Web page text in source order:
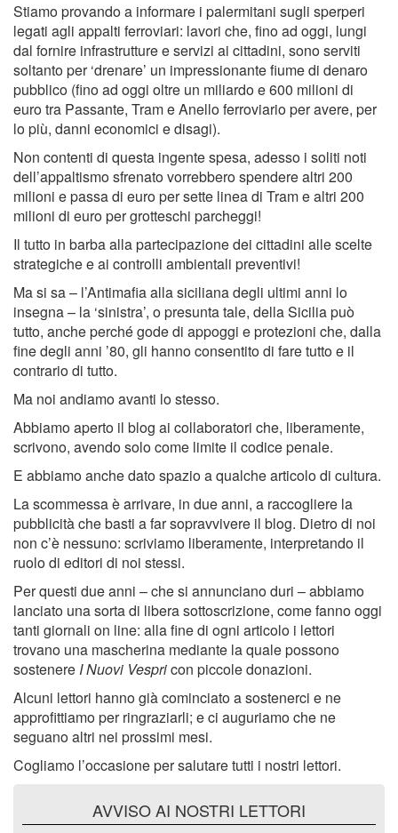
Stiamo provando a informare i palermitani sugli sperperi
legati agli appalti ferroviari: lavori che, fino ad oggi, lungi
dal fornire infrastrutture e servizi ai cittadini, sono serviti
soltanto per ‘drenare’ un impressionante fiume di denaro
pubblico (fino ad oggi oltre un miliardo e 600 milioni di
euro tra Passante, Tram e Anello ferroviario per avere, per
lo più, danni economici e disagi).
Non contenti di questa ingente spesa, adesso i soliti noti
dell’appaltismo sfrenato vorrebbero spendere altri 200
milioni e passa di euro per sette linea di Tram e altri 200
milioni di euro per grotteschi parcheggi!
Il tutto in barba alla partecipazione dei cittadini alle scelte
strategiche e ai controlli ambientali preventivi!
Ma si sa – l’Antimafia alla siciliana degli ultimi anni lo
insegna – la ‘sinistra’, o presunta tale, della Sicilia può
tutto, anche perché gode di appoggi e protezioni che, dalla
fine degli anni ’80, gli hanno consentito di fare tutto e il
contrario di tutto.
Ma noi andiamo avanti lo stesso.
Abbiamo aperto il blog ai collaboratori che, liberamente,
scrivono, avendo solo come limite il codice penale.
E abbiamo anche dato spazio a qualche articolo di cultura.
La scommessa è arrivare, in due anni, a raccogliere la
pubblicità che basti a far sopravvivere il blog. Dietro di noi
non c’è nessuno: scriviamo liberamente, interpretando il
ruolo di editori di noi stessi.
Per questi due anni – che si annunciano duri – abbiamo
lanciato una sorta di libera sottoscrizione, come fanno oggi
tanti giornali on line: alla fine di ogni articolo i lettori
trovano una mascherina mediante la quale possono
sostenere I Nuovi Vespricon piccole donazioni.
Alcuni lettori hanno già cominciato a sostenerci e ne
approfittiamo per ringraziarli; e ci auguriamo che ne
seguano altri nei prossimi mesi.
Cogliamo l’occasione per salutare tutti i nostri lettori.
AVVISO AI NOSTRI LETTORI